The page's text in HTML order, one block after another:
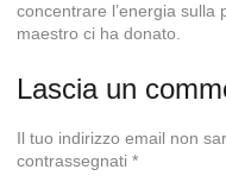
concentrare l’energia sulla
maestro ci ha donato.
Lascia un
Il tuo indirizzo email non
contrassegnati *